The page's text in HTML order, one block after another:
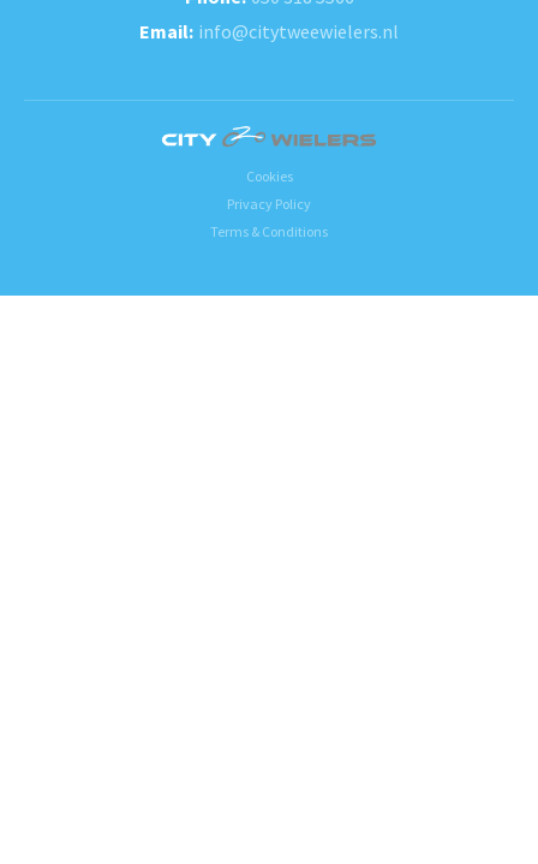
info@citytweewielers.nl
Cookies
Privacy Policy
Terms & Conditions